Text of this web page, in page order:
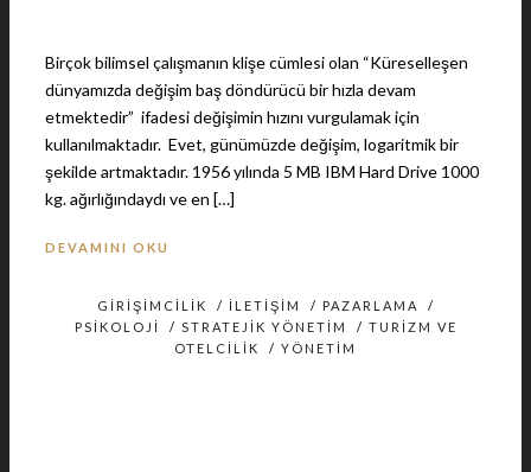
Birçok bilimsel çalışmanın klişe cümlesi olan “Küreselleşen
dünyamızda değişim baş döndürücü bir hızla devam
etmektedir” ifadesi değişimin hızını vurgulamak için
kullanılmaktadır. Evet, günümüzde değişim, logaritmik bir
şekilde artmaktadır. 1956 yılında 5 MB IBM Hard Drive 1000
kg. ağırlığındaydı ve en […]
DEVAMINI OKU
GIRIŞIMCILIK / İLETIŞIM / PAZARLAMA
/
PSIKOLOJI
/ STRATEJIK YÖNETIM / TURIZM VE
OTELCILIK
/ YÖNETIM